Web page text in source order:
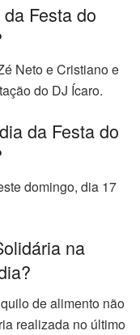
Festa do
Neto e Cristiano e
do DJ Ícaro.
da Festa do
domingo, dia 17
na
de alimento não
realizada no último